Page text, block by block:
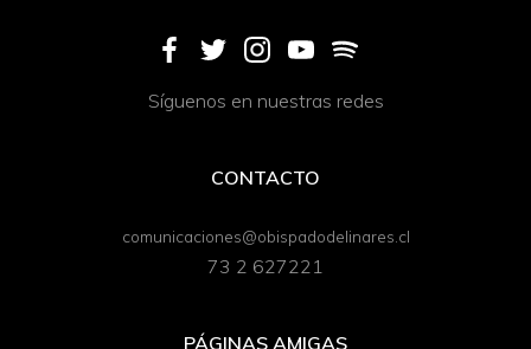
Síguenos en nuestras redes
CONTACTO
comunicaciones@obispadodelinares.cl
73 2 627221
PÁGINAS AMIGAS